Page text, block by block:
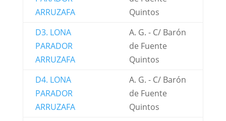
ARRUZAFA
Quintos
D3. LONA
PARADOR
ARRUZAFA
A. G. - C/ Barón
de Fuente
Quintos
D4. LONA
PARADOR
ARRUZAFA
A. G. - C/ Barón
de Fuente
Quintos